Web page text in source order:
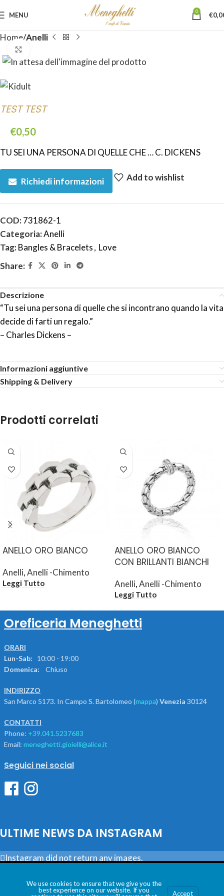
MENU 0 €
Home Anelli
TEST TEST
€0,50
TU SEI UNA PERSONA DI QUELLE CHE … C. DICKENS
Richiedi informazioni Add to wishlist
COD:731862-1
Categoria:Anelli
Tag:Bangles & Bracelets, Love
Share:
Descrizione
“Tu sei una persona di quelle che si incontrano quando la vita
decide di farti un regalo.”
– Charles Dickens –
Informazioni aggiuntive
Shipping & Delivery
Prodotti correlati
ANELLO ORO BIANCO
Anelli,Anelli -Chimento
Leggi Tutto
ANELLO ORO BIANCO
CON BRILLANTI BIANCHI
Anelli,Anelli -Chimento
Leggi Tutto
Oreficeria Meneghetti
ORARI
Lun-Sab: 10:00 - 19:00
Domenica:
Chiuso
INDIRIZZO
San Marco 5173. In Campo S. Bartolomeo (mappa) Venezia 30124
CONTATTI
Phone: +39.041.5237683
Email: meneghetti.gioielli@alice.it
Seguici nei social
ULTIME NEWS DA INSTAGRAM
Instagram did not return any images.
MENEGHETTI SAS DI VALENTINA LOMBARDI & C. – P.Iva:
migliore esperienza sul nostro sito. Se continui ad utilizzare
questo sito noi assumiamo che tu ne sia felice.
We use cookies to ensure that we give you the
best experience on our website. If you
Accept